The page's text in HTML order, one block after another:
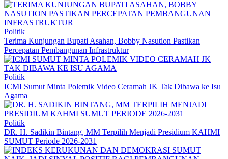
Politik
Terima Kunjungan Bupati Asahan, Bobby Nasution Pastikan
Percepatan Pembangunan Infrastruktur
Politik
ICMI Sumut Minta Polemik Video Ceramah JK Tak Dibawa ke Isu
Agama
Politik
DR. H. Sadikin Bintang, MM Terpilih Menjadi Presidium KAHMI
SUMUT Periode 2026-2031